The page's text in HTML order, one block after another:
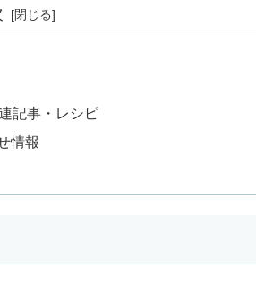
記事・レシピ
情報